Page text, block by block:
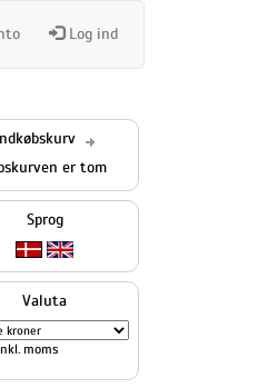
Log ind
er tom
Sprog
Valuta
moms